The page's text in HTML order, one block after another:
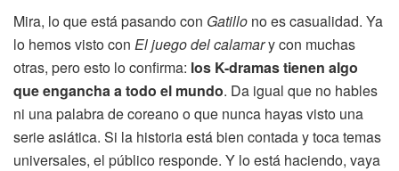
Mira, lo que está pasando con Gatillo no es casualidad. Ya
lo hemos visto con El juego del calamary con muchas
otras, pero esto lo confirma: los K-dramas tienen algo
que engancha a todo el mundo. Da igual que no hables
ni una palabra de coreano o que nunca hayas visto una
serie asiática. Si la historia está bien contada y toca temas
universales, el público responde. Y lo está haciendo, vaya